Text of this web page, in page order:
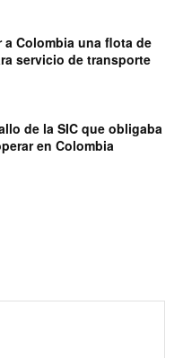
a Colombia una flota de
servicio de transporte
de la SIC que obligaba
en Colombia